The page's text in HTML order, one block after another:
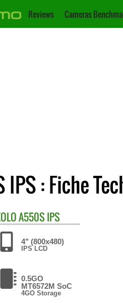
Reviews Cameras
IPS : Fiche
A550S IPS
4" (800x480)
IPS LCD
0.5GO
MT6572M SoC
4GO Storage